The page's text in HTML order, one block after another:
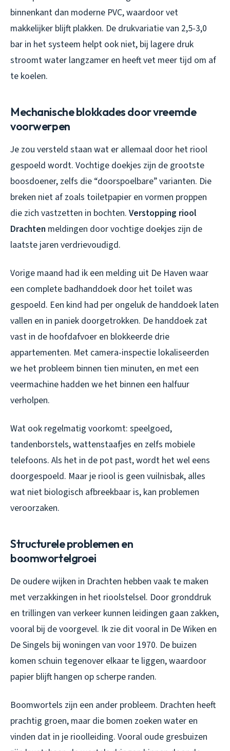
binnenkant dan moderne PVC, waardoor vet
makkelijker blijft plakken. De drukvariatie van 2,5-3,0
bar in het systeem helpt ook niet, bij lagere druk
stroomt water langzamer en heeft vet meer tijd om af
te koelen.
Mechanische blokkades door vreemde
voorwerpen
Je zou versteld staan wat er allemaal door het riool
gespoeld wordt. Vochtige doekjes zijn de grootste
boosdoener, zelfs die “doorspoelbare” varianten. Die
breken niet af zoals toiletpapier en vormen proppen
die zich vastzetten in bochten. Verstopping riool
Drachten meldingen door vochtige doekjes zijn de
laatste jaren verdrievoudigd.
Vorige maand had ik een melding uit De Haven waar
een complete badhanddoek door het toilet was
gespoeld. Een kind had per ongeluk de handdoek laten
vallen en in paniek doorgetrokken. De handdoek zat
vast in de hoofdafvoer en blokkeerde drie
appartementen. Met camera-inspectie lokaliseerden
we het probleem binnen tien minuten, en met een
veermachine hadden we het binnen een halfuur
verholpen.
Wat ook regelmatig voorkomt: speelgoed,
tandenborstels, wattenstaafjes en zelfs mobiele
telefoons. Als het in de pot past, wordt het wel eens
doorgespoeld. Maar je riool is geen vuilnisbak, alles
wat niet biologisch afbreekbaar is, kan problemen
veroorzaken.
Structurele problemen en
boomwortelgroei
De oudere wijken in Drachten hebben vaak te maken
met verzakkingen in het rioolstelsel. Door gronddruk
en trillingen van verkeer kunnen leidingen gaan zakken,
vooral bij de voorgevel. Ik zie dit vooral in De Wiken en
De Singels bij woningen van voor 1970. De buizen
komen schuin tegenover elkaar te liggen, waardoor
papier blijft hangen op scherpe randen.
Boomwortels zijn een ander probleem. Drachten heeft
prachtig groen, maar die bomen zoeken water en
vinden dat in je rioolleiding. Vooral oude gresbuizen